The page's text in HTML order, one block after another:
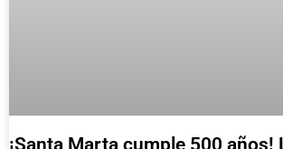
¡Santa Marta cumple 500 años!